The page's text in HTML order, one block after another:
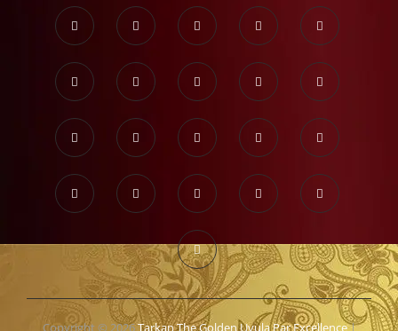
Copyright © 2026Tarkan The Golden Uvula Par Excellence|